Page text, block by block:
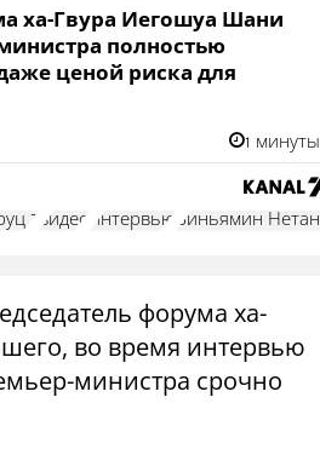
ха-Гвура Иегошуа Шани
полностью
ценой риска для
1 минуты
7 видео интервью Биньямин
форума ха-
во время интервью
министра срочно